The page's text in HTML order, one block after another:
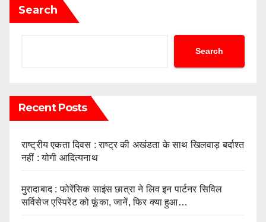
Search
Search
Recent Posts
राष्ट्रीय एकता दिवस : राष्ट्र की अखंडता के साथ खिलवाड़ बर्दाश्त
नहीं : योगी आदित्यनाथ
मुरादाबाद : फोरेंसिक साइंस छात्रा ने लिव इन पार्टनर सिविल
सर्विसेज एस्पिरेंट को फूंका, जानें, फिर क्या हुआ…